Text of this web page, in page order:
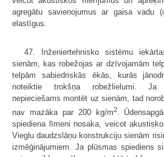
agregātu savienojumus ar gaisa vadu
elastīgus.
47. Inženiertehnisko sistēmu
sienām, kas robežojas ar dzīvojamām
telpām sabiedriskās ēkās, kurās
noteiktie trokšņa robežlielumi. Ja
nepieciešams montēt uz sienām, tad
nav mazāka par 200 kg/m2.
spiediena līmeni nosaka, veicot
Vieglu daudzslāņu konstrukciju sienām
izmēģinājumiem. Ja plūsmas spiediens